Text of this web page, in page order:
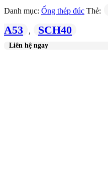
Danh mục: Ống thép đúc Thẻ:
A53
, SCH40
Liên hệ ngay